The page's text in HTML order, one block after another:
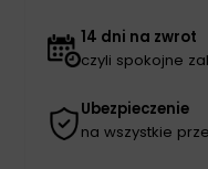
14 dni na zwrot
czyli spokojne
Ubezpieczenie
na wszystkie